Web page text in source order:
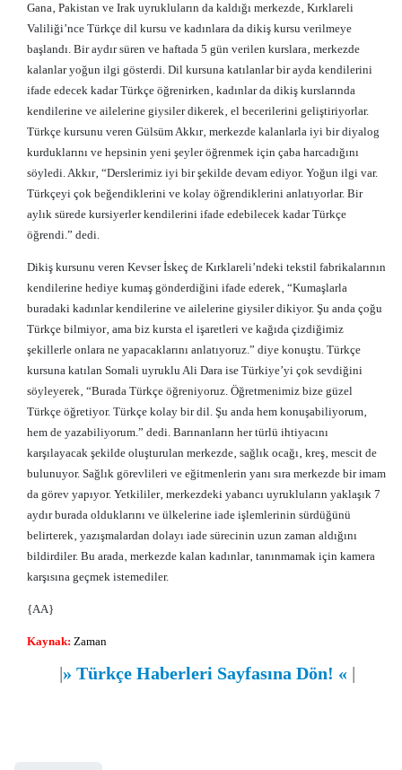
Gana‚ Pakistan ve Irak uyrukluların da kaldığı merkezde‚ Kırklareli
Valiliği’nce Türkçe dil kursu ve kadınlara da dikiş kursu verilmeye
başlandı. Bir aydır süren ve haftada 5 gün verilen kurslara‚ merkezde
kalanlar yoğun ilgi gösterdi. Dil kursuna katılanlar bir ayda kendilerini
ifade edecek kadar Türkçe öğrenirken‚ kadınlar da dikiş kurslarında
kendilerine ve ailelerine giysiler dikerek‚ el becerilerini geliştiriyorlar.
Türkçe kursunu veren Gülsüm Akkır‚ merkezde kalanlarla iyi bir diyalog
kurduklarını ve hepsinin yeni şeyler öğrenmek için çaba harcadığını
söyledi. Akkır‚ “Derslerimiz iyi bir şekilde devam ediyor. Yoğun ilgi var.
Türkçeyi çok beğendiklerini ve kolay öğrendiklerini anlatıyorlar. Bir
aylık sürede kursiyerler kendilerini ifade edebilecek kadar Türkçe
öğrendi.” dedi.
Dikiş kursunu veren Kevser İskeç de Kırklareli’ndeki tekstil fabrikalarının
kendilerine hediye kumaş gönderdiğini ifade ederek‚ “Kumaşlarla
buradaki kadınlar kendilerine ve ailelerine giysiler dikiyor. Şu anda çoğu
Türkçe bilmiyor‚ ama biz kursta el işaretleri ve kağıda çizdiğimiz
şekillerle onlara ne yapacaklarını anlatıyoruz.” diye konuştu. Türkçe
kursuna katılan Somali uyruklu Ali Dara ise Türkiye’yi çok sevdiğini
söyleyerek‚ “Burada Türkçe öğreniyoruz. Öğretmenimiz bize güzel
Türkçe öğretiyor. Türkçe kolay bir dil. Şu anda hem konuşabiliyorum‚
hem de yazabiliyorum.” dedi. Barınanların her türlü ihtiyacını
karşılayacak şekilde oluşturulan merkezde‚ sağlık ocağı‚ kreş‚ mescit de
bulunuyor. Sağlık görevlileri ve eğitmenlerin yanı sıra merkezde bir imam
da görev yapıyor. Yetkililer‚ merkezdeki yabancı uyrukluların yaklaşık 7
aydır burada olduklarını ve ülkelerine iade işlemlerinin sürdüğünü
belirterek‚ yazışmalardan dolayı iade sürecinin uzun zaman aldığını
bildirdiler. Bu arada‚ merkezde kalan kadınlar‚ tanınmamak için kamera
karşısına geçmek istemediler.
{AA}
Kaynak: Zaman
|» Türkçe Haberleri Sayfasına Dön! « |